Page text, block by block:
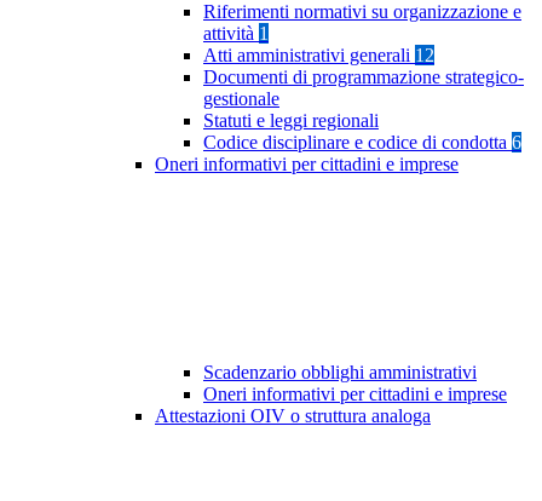
Riferimenti normativi su organizzazione e
attività 1
Atti amministrativi generali 12
Documenti di programmazione strategico-
gestionale
Statuti e leggi regionali
Codice disciplinare e codice di condotta 6
Oneri informativi per cittadini e imprese
Scadenzario obblighi amministrativi
Oneri informativi per cittadini e imprese
Attestazioni OIV o struttura analoga